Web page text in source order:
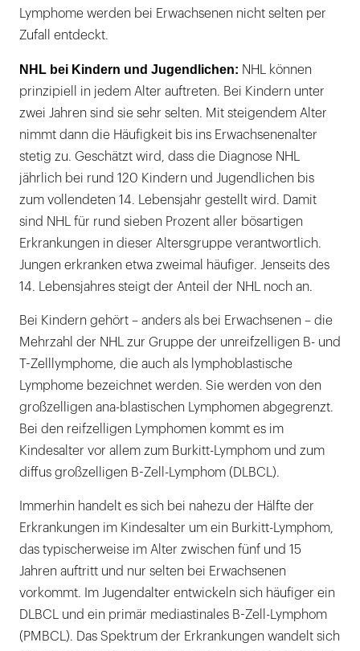
Lymphome werden bei Erwachsenen nicht selten per
Zufall entdeckt.
NHL bei Kindern und Jugendlichen: NHL können
prinzipiell in jedem Alter auftreten. Bei Kindern unter
zwei Jahren sind sie sehr selten. Mit steigendem Alter
nimmt dann die Häufigkeit bis ins Erwachsenenalter
stetig zu. Geschätzt wird, dass die Diagnose NHL
jährlich bei rund 120 Kindern und Jugendlichen bis
zum vollendeten 14. Lebensjahr gestellt wird. Damit
sind NHL für rund sieben Prozent aller bösartigen
Erkrankungen in dieser Altersgruppe verantwortlich.
Jungen erkranken etwa zweimal häufiger. Jenseits des
14. Lebensjahres steigt der Anteil der NHL noch an.
Bei Kindern gehört – anders als bei Erwachsenen – die
Mehrzahl der NHL zur Gruppe der unreifzelligen B- und
T-Zelllymphome, die auch als lymphoblastische
Lymphome bezeichnet werden. Sie werden von den
großzelligen ana-blastischen Lymphomen abgegrenzt.
Bei den reifzelligen Lymphomen kommt es im
Kindesalter vor allem zum Burkitt-Lymphom und zum
diffus großzelligen B-Zell-Lymphom (DLBCL).
Immerhin handelt es sich bei nahezu der Hälfte der
Erkrankungen im Kindesalter um ein Burkitt-Lymphom,
das typischerweise im Alter zwischen fünf und 15
Jahren auftritt und nur selten bei Erwachsenen
vorkommt. Im Jugendalter entwickeln sich häufiger ein
DLBCL und ein primär mediastinales B-Zell-Lymphom
(PMBCL). Das Spektrum der Erkrankungen wandelt sich